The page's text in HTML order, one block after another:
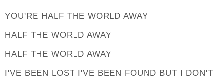
YOU'RE HALF THE WORLD AWAY
HALF THE WORLD AWAY
HALF THE WORLD AWAY
I'VE BEEN LOST I'VE BEEN FOUND BUT I DON'T